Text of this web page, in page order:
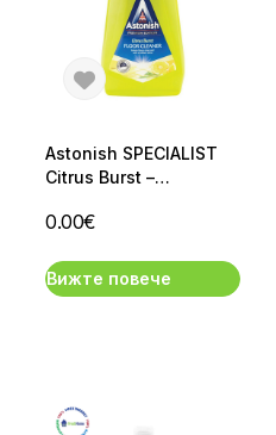
0.00€
Astonish SPECIALIST
Citrus Burst –
препарат за под 1 л
Вижте повече